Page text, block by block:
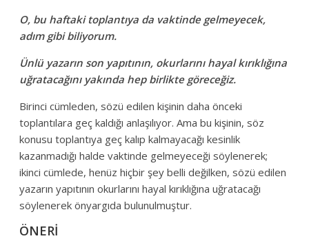
O, bu haftaki toplantıya da vaktinde gelmeyecek,
adım gibi biliyorum.
Ünlü yazarın son yapıtının, okurlarını hayal kırıklığına
uğratacağını yakında hep birlikte göreceğiz.
Birinci cümleden, sözü edilen kişinin daha önceki
toplantılara geç kaldığı anlaşılıyor. Ama bu kişinin, söz
konusu toplantıya geç kalıp kalmayacağı kesinlik
kazanmadığı halde vaktinde gelmeyeceği söylenerek;
ikinci cümlede, henüz hiçbir şey belli değilken, sözü edilen
yazarın yapıtının okurlarını hayal kırıklığına uğratacağı
söylenerek önyargıda bulunulmuştur.
ÖNERİ